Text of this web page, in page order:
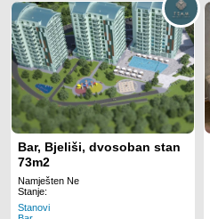
Bar, Bjeliši, dvosoban stan
73m2
Namješten Ne
Stanje:
Stanovi